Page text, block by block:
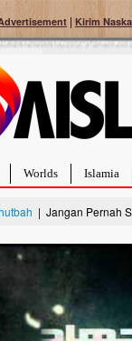
| Kirim
Worlds Islamia
| Jangan Pernah
Bantu Naura,
Tumor